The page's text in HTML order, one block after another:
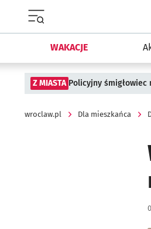
WAKACJE
Z MIASTA Policyjny śmigłowiec
wroclaw.pl Dla mieszkańca